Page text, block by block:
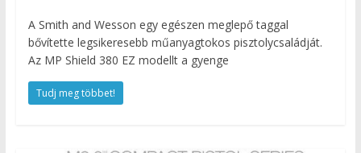
A Smith and Wesson egy egészen meglepő taggal
bővítette legsikeresebb műanyagtokos pisztolycsaládját.
Az MP Shield 380 EZ modellt a gyenge
Tudj meg többet!